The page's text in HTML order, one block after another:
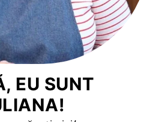
EU SUNT